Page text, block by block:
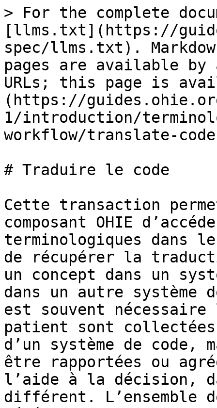
> For the complete
[llms.txt](https://
spec/llms.txt).
pages are available by
URLs; this page is
(https://
1/introduction/
workflow/translate-
# Traduire le code
Cette transaction
composant OHIE
terminologiques dans
de récupérer la
un concept dans un
dans un autre système
est souvent nécessaire
patient sont
d’un système de code,
être rapportées ou
l’aide à la décision,
différent. L’ensemble